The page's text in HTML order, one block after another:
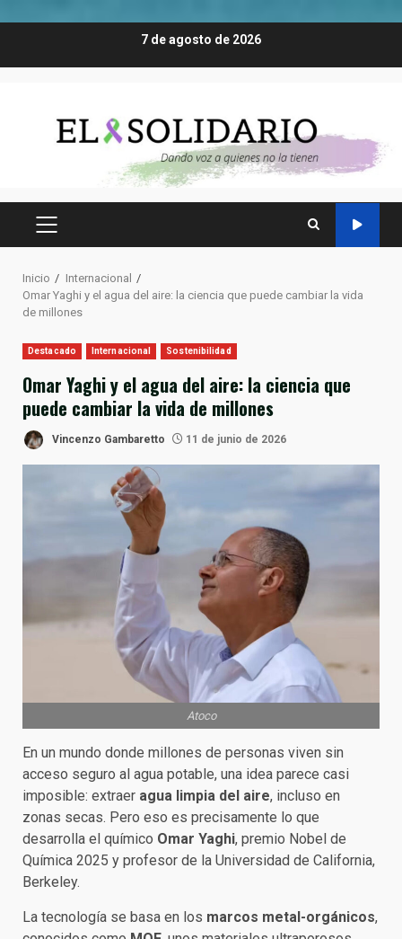
7 de agosto de 2026
MENÚ
Inicio
Internacional
Omar Yaghi y el agua del aire: la ciencia que puede cambiar la vida
de millones
Destacado Internacional Sostenibilidad
Omar Yaghi y el agua del aire: la ciencia que
puede cambiar la vida de millones
Vincenzo Gambaretto 11 de junio de 2026
Atoco
En un mundo donde millones de personas viven sin
acceso seguro al agua potable, una idea parece casi
imposible: extraer agua limpia del aire, incluso en
zonas secas. Pero eso es precisamente lo que
desarrolla el químico Omar Yaghi, premio Nobel de
Química 2025 y profesor de la Universidad de California,
Berkeley.
La tecnología se basa en los marcos metal-orgánicos,